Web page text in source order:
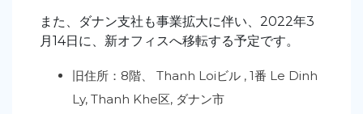
また、ダナン支社も事業拡大に伴い、2022年3
月14日に、新オフィスへ移転する予定です。
旧住所：8階、 Thanh Loiビル , 1番 Le Dinh
Ly, Thanh Khe区, ダナン市